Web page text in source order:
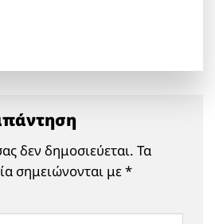
δεν δημοσιεύεται. Τα
σημειώνονται με*